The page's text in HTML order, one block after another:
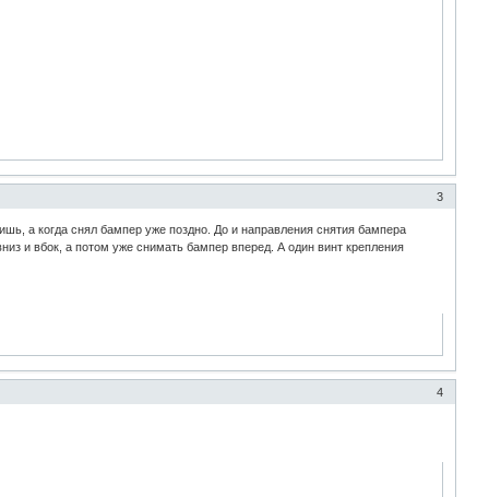
3
а когда снял бампер уже поздно. До и направления снятия бампера
и вбок, а потом уже снимать бампер вперед. А один винт крепления
4